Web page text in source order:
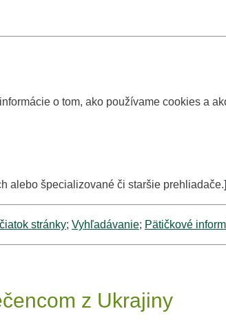
o tom, ako používame cookies a
alebo špecializované či staršie prehliadače.]
stránky; Vyhľadávanie; Pätičkové
z Ukrajiny